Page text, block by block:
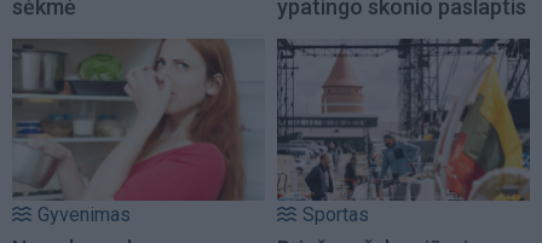
sėkmė
ypatingo skonio paslaptis
Gyvenimas Sportas